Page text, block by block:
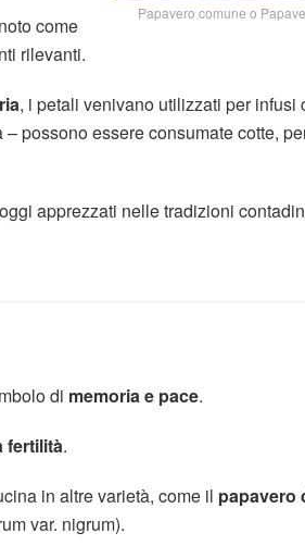
Papavero comune o
come
rilevanti.
, i petali venivano utilizzati per infusi
possono essere consumate cotte,
apprezzati nelle tradizioni
di memoria e pace.
fertilità.
in altre varietà, come il papavero
var. nigrum).